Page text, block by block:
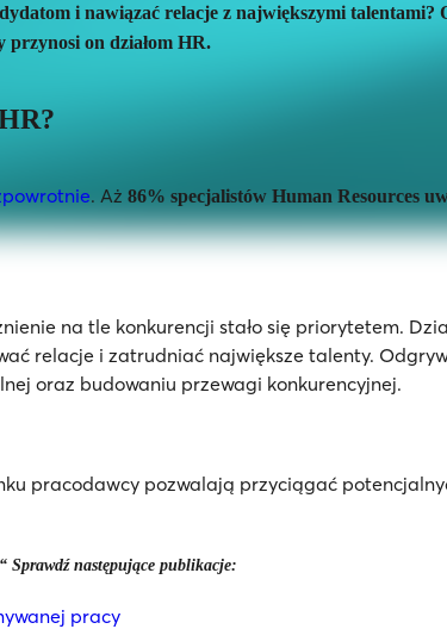
i nawiązać relacje z największymi talentami?
on działom HR.
. Aż 86% specjalistów Human Resources
na tle konkurencji stało się priorytetem.
relacje i zatrudniać największe talenty.
oraz budowaniu przewagi konkurencyjnej.
pracodawcy pozwalają przyciągać
Sprawdź następujące publikacje:
pracy